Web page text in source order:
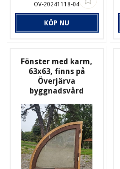
OV-20241118-04
KÖP NU
Fönster med karm,
63x63, finns på
Överjärva
byggnadsvård